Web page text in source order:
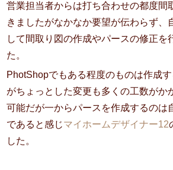
営業担当者からは打ち合わせの都度間
きましたがなかなか要望が伝わらず、
して間取り図の作成やパースの修正を
た。
PhotShopでもある程度のものは作成
がちょっとした変更も多くの工数がか
可能だが一からパースを作成するのは
であると感じマイホームデザイナー12
した。